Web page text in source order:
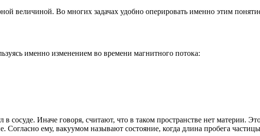
величиной. Во многих задачах удобно оперировать именно этим
именно изменением во времени магнитного потока:
сосуде. Иначе говоря, считают, что в таком пространстве нет материи.
Согласно ему, вакуумом называют состояние, когда длина пробега